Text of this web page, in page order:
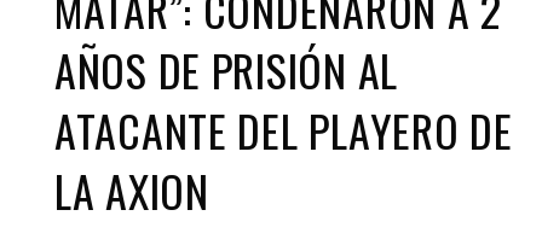
AÑOS DE PRISIÓN AL
ATACANTE DEL PLAYERO DE
LA AXION